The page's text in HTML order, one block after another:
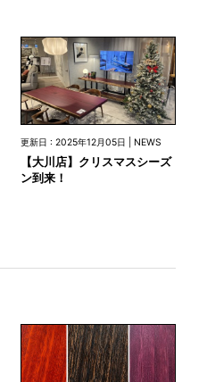
更新日 : 2025年12月05日 | NEWS
【大川店】クリスマスシーズ
ン到来！